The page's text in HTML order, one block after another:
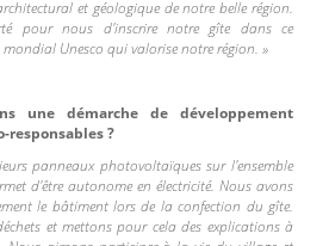
et géologique de notre belle région.
pour nous d'inscrire notre gîte dans ce
Unesco qui valorise notre région. »
une démarche de développement
responsables ?
panneaux photovoltaïques sur l'ensemble
d'être autonome en électricité. Nous avons
le bâtiment lors de la confection du gîte.
et mettons pour cela des explications à